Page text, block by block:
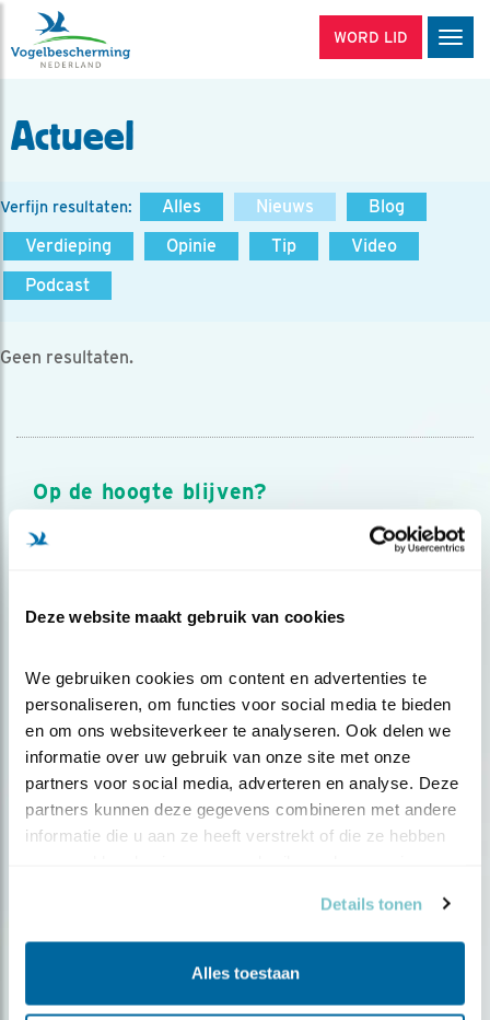
Deze website maakt gebruik van cookies
We gebruiken cookies om content en advertenties te
personaliseren, om functies voor social media te bieden
en om ons websiteverkeer te analyseren. Ook delen we
informatie over uw gebruik van onze site met onze
partners voor social media, adverteren en analyse. Deze
partners kunnen deze gegevens combineren met andere
informatie die u aan ze heeft verstrekt of die ze hebben
Details tonen
Alles toestaan
WORD LID
Actueel
Verfijn resultaten: Alles Nieuws
Blog
Verdieping
Opinie Tip
Video
Podcast
Geen resultaten.
Op de hoogte blijven?
Meld je aan en ontvang nieuws, inspiratie, acties en tips
over vogels en activiteiten van Vogelbescherming.